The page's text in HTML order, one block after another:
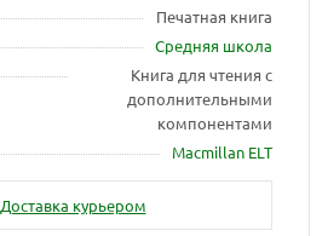
Печатная книга
Средняя школа
Книга для чтения с
дополнительными
компонентами
Macmillan ELT
Доставка курьером